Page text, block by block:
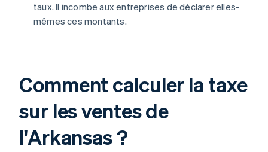
taux. Il incombe aux entreprises de déclarer elles-
mêmes ces montants.
Comment calculer la taxe
sur les ventes de
l'Arkansas ?